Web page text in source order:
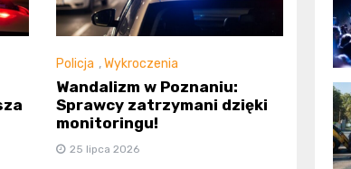
Policja ,Wykroczenia
Wandalizm w Poznaniu:
Sprawcy zatrzymani dzięki
monitoringu!
25 lipca 2026